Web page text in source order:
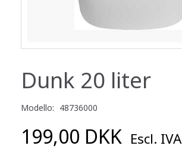
Dunk 20 liter
Modello: 48736000
199,00 DKK Escl. IVA